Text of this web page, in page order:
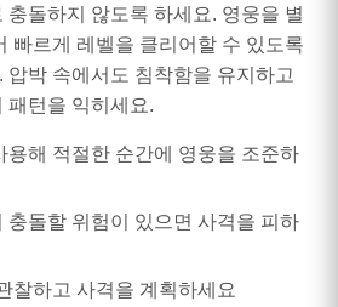
충돌하지 않도록 하세요. 영웅을 별
빠르게 레벨을 클리어할 수 있도록
압박 속에서도 침착함을 유지하고
패턴을 익히세요.
용해 적절한 순간에 영웅을 조준하
충돌할 위험이 있으면 사격을 피하
찰하고 사격을 계획하세요